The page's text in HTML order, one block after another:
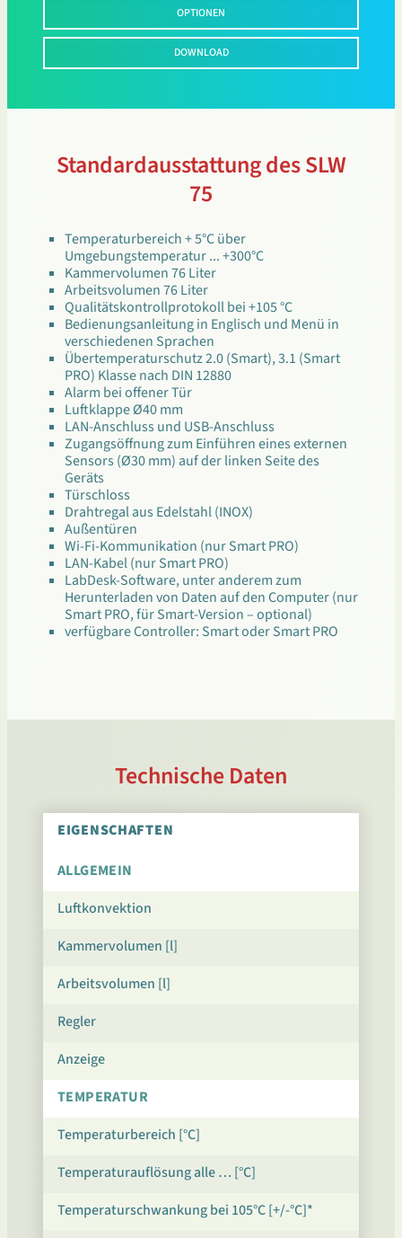
OPTIONEN
DOWNLOAD
Standardausstattung des SLW
75
Temperaturbereich + 5°C über
Umgebungstemperatur ... +300°C
Kammervolumen 76 Liter
Arbeitsvolumen 76 Liter
Qualitätskontrollprotokoll bei +105 °C
Bedienungsanleitung in Englisch und Menü in
verschiedenen Sprachen
Übertemperaturschutz 2.0 (Smart), 3.1 (Smart
PRO) Klasse nach DIN 12880
Alarm bei offener Tür
Luftklappe Ø40 mm
LAN-Anschluss und USB-Anschluss
Zugangsöffnung zum Einführen eines externen
Sensors (Ø30 mm) auf der linken Seite des
Geräts
Türschloss
Drahtregal aus Edelstahl (INOX)
Außentüren
Wi-Fi-Kommunikation (nur Smart PRO)
LAN-Kabel (nur Smart PRO)
LabDesk-Software, unter anderem zum
Herunterladen von Daten auf den Computer (nur
Smart PRO, für Smart-Version – optional)
verfügbare Controller: Smart oder Smart PRO
Technische Daten
EIGENSCHAFTEN
ALLGEMEIN
Luftkonvektion
Kammervolumen [l]
Arbeitsvolumen [l]
Regler
Anzeige
TEMPERATUR
Temperaturbereich [°C]
Temperaturauflösung alle … [°C]
Temperaturschwankung bei 105°C [+/-°C]*